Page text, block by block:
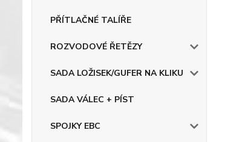
PŘÍTLAČNÉ TALÍŘE
ROZVODOVÉ ŘETĚZY
SADA LOŽISEK/GUFER NA KLIKU
SADA VÁLEC + PÍST
SPOJKY EBC